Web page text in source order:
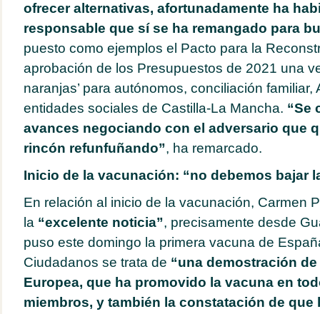
ofrecer alternativas, afortunadamente ha
responsable que sí se ha remangado para
puesto como ejemplos el Pacto para la
aprobación de los Presupuestos de 2021 una
naranjas’ para autónomos, conciliación familiar,
entidades sociales de Castilla-La Mancha. “Se
avances negociando con el adversario que
rincón refunfuñando”, ha remarcado.
Inicio de la vacunación: “no debemos bajar
En relación al inicio de la vacunación, Carmen
la “excelente noticia”, precisamente desde
puso este domingo la primera vacuna de
Ciudadanos se trata de “una demostración
Europea, que ha promovido la vacuna en
miembros, y también la constatación de que